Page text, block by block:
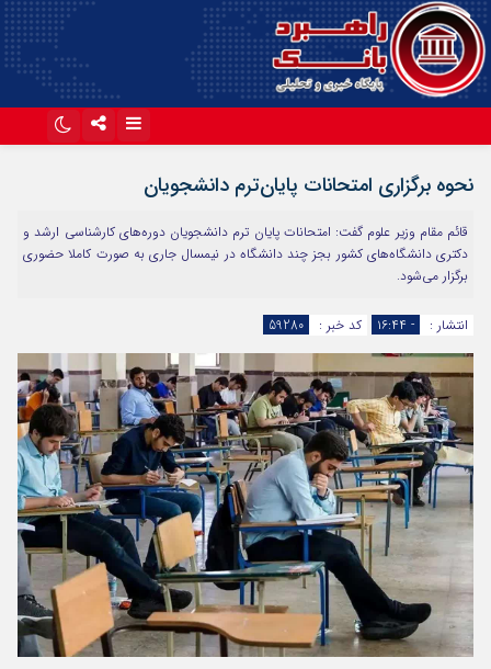
نحوه برگزاری امتحانات پایان‌ترم دانشجویان
قائم مقام وزیر علوم گفت: امتحانات پایان ترم دانشجویان دوره‌های کارشناسی ارشد و
دکتری دانشگاه‌های کشور بجز چند دانشگاه در نیمسال جاری به صورت کاملا حضوری
برگزار می‌شود.
انتشار : - ۱۶:۴۴ کد خبر : 59280